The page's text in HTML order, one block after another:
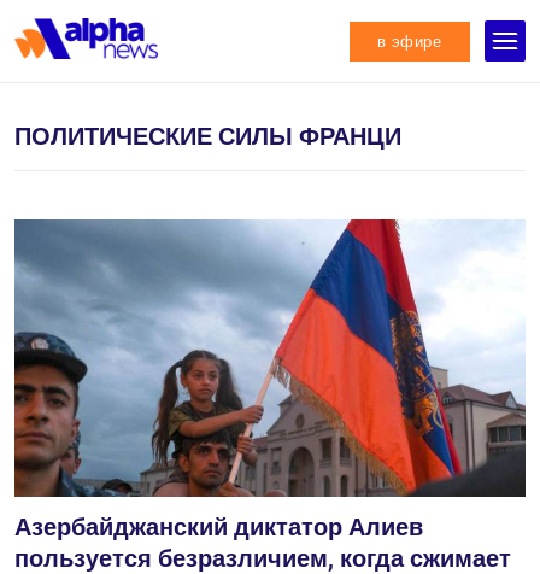
в эфире
ПОЛИТИЧЕСКИЕ СИЛЫ ФРАНЦИ
Азербайджанский диктатор Алиев
пользуется безразличием, когда сжимает